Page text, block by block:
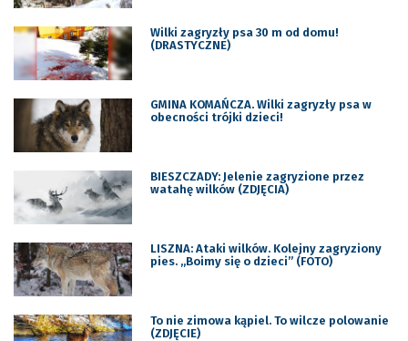
Wilki zagryzły psa 30 m od domu!
(DRASTYCZNE)
GMINA KOMAŃCZA. Wilki zagryzły psa w
obecności trójki dzieci!
BIESZCZADY: Jelenie zagryzione przez
watahę wilków (ZDJĘCIA)
LISZNA: Ataki wilków. Kolejny zagryziony
pies. „Boimy się o dzieci” (FOTO)
To nie zimowa kąpiel. To wilcze polowanie
(ZDJĘCIE)